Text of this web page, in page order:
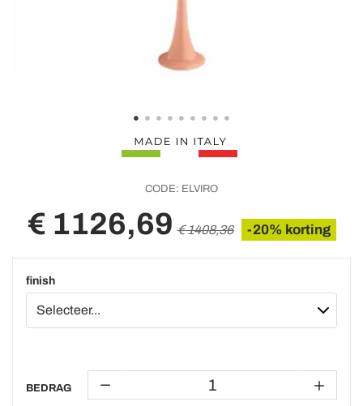
CODE: ELVIRO
€ 1126,69 € 1408,36 -20% korting
finish
BEDRAG